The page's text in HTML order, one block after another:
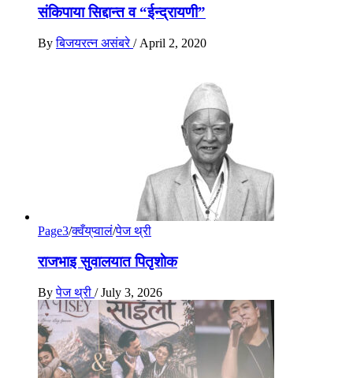
संकिपाया सिद्दान्त व “ईन्द्रायणी”
By बिजयरत्न असंबरे/ April 2, 2020
Page3/क्वँय्‌प्वालं/पेज थ्री
राजभाइ सुवालयात पितृशाेक
By पेज थ्री / July 3, 2026